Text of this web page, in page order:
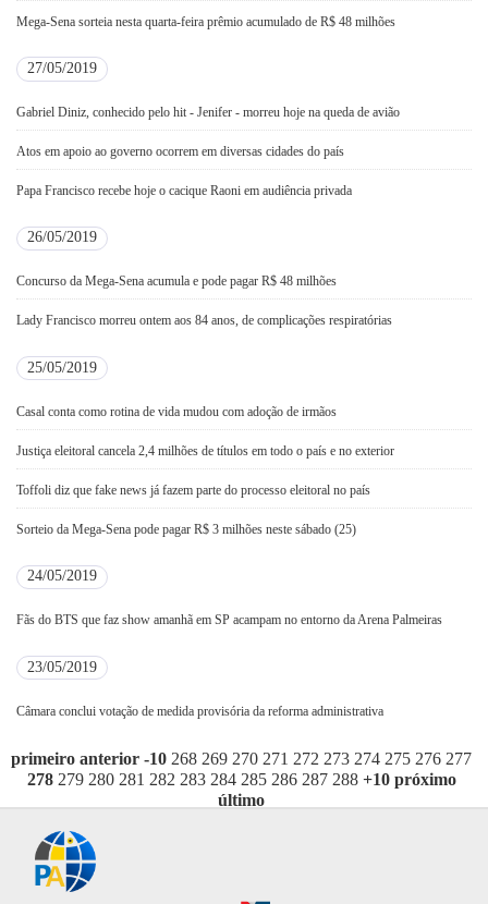
Mega-Sena sorteia nesta quarta-feira prêmio acumulado de R$ 48 milhões
27/05/2019
Gabriel Diniz, conhecido pelo hit - Jenifer - morreu hoje na queda de avião
Atos em apoio ao governo ocorrem em diversas cidades do país
Papa Francisco recebe hoje o cacique Raoni em audiência privada
26/05/2019
Concurso da Mega-Sena acumula e pode pagar R$ 48 milhões
Lady Francisco morreu ontem aos 84 anos, de complicações respiratórias
25/05/2019
Casal conta como rotina de vida mudou com adoção de irmãos
Justiça eleitoral cancela 2,4 milhões de títulos em todo o país e no exterior
Toffoli diz que fake news já fazem parte do processo eleitoral no país
Sorteio da Mega-Sena pode pagar R$ 3 milhões neste sábado (25)
24/05/2019
Fãs do BTS que faz show amanhã em SP acampam no entorno da Arena Palmeiras
23/05/2019
Câmara conclui votação de medida provisória da reforma administrativa
primeiro anterior -10 268 269 270 271 272 273 274 275 276 277
278 279 280 281 282 283 284 285 286 287 288 +10 próximo
último